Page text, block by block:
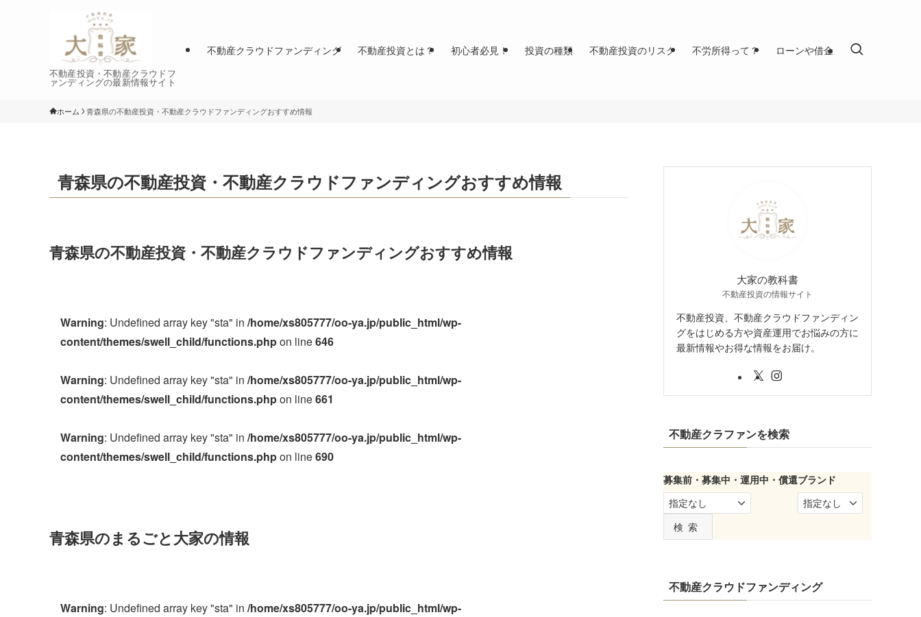
不動産投資・不動産クラウドフ
ァンディングの最新情報サイト
不動産クラウドファンディング 不動産投資とは？ 初心者必見！ 投資の種類 不動産投資のリスク 不労所得って？ ローンや借金
ホーム 青森県の不動産投資・不動産クラウドファンディングおすすめ情報
青森県の不動産投資・不動産クラウドファンディングおすすめ情報
青森県の不動産投資・不動産クラウドファンディングおすすめ情報
Warning: Undefined array key "sta" in /home/xs805777/oo-ya.jp/public_html/wp-
content/themes/swell_child/functions.phpon line646
Warning: Undefined array key "sta" in /home/xs805777/oo-ya.jp/public_html/wp-
content/themes/swell_child/functions.phpon line661
Warning: Undefined array key "sta" in /home/xs805777/oo-ya.jp/public_html/wp-
content/themes/swell_child/functions.phpon line690
青森県のまるごと大家の情報
Warning: Undefined array key "sta" in /home/xs805777/oo-ya.jp/public_html/wp-
大家の教科書
不動産投資の情報サイト
不動産投資、不動産クラウドファンディン
グをはじめる方や資産運用でお悩みの方に
最新情報やお得な情報をお届け。
不動産クラファンを検索
募集前・募集中・運用中・償還ブランド
検索
不動産クラウドファンディング